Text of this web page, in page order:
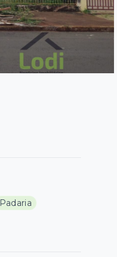
Padaria